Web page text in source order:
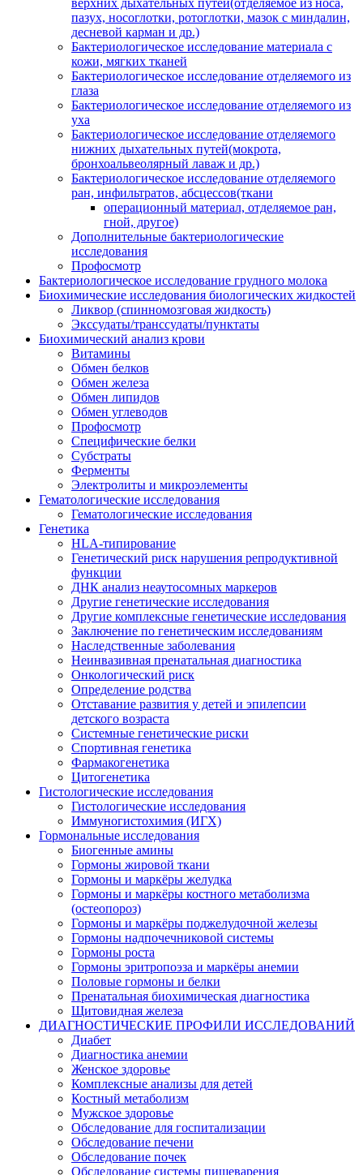
пазух, носоглотки, ротоглотки, мазок с миндалин,
десневой карман и др.)
Бактериологическое исследование материала с
кожи, мягких тканей
Бактериологическое исследование отделяемого из
глаза
Бактериологическое исследование отделяемого из
уха
Бактериологическое исследование отделяемого
нижних дыхательных путей(мокрота,
бронхоальвеолярный лаваж и др.)
Бактериологическое исследование отделяемого
ран, инфильтратов, абсцессов(ткани
операционный материал, отделяемое ран,
гной, другое)
Дополнительные бактериологические
исследования
Профосмотр
Бактериологическое исследование грудного молока
Биохимические исследования биологических жидкостей
Ликвор (спинномозговая жидкость)
Экссудаты/транссудаты/пунктаты
Биохимический анализ крови
Витамины
Обмен белков
Обмен железа
Обмен липидов
Обмен углеводов
Профосмотр
Специфические белки
Субстраты
Ферменты
Электролиты и микроэлементы
Гематологические исследования
Гематологические исследования
Генетика
HLA-типирование
Генетический риск нарушения репродуктивной
функции
ДНК анализ неаутосомных маркеров
Другие генетические исследования
Другие комплексные генетические исследования
Заключение по генетическим исследованиям
Наследственные заболевания
Неинвазивная пренатальная диагностика
Онкологический риск
Определение родства
Отставание развития у детей и эпилепсии
детского возраста
Системные генетические риски
Спортивная генетика
Фармакогенетика
Цитогенетика
Гистологические исследования
Гистологические исследования
Иммуногистохимия (ИГХ)
Гормональные исследования
Биогенные амины
Гормоны жировой ткани
Гормоны и маркёры желудка
Гормоны и маркёры костного метаболизма
(остеопороз)
Гормоны и маркёры поджелудочной железы
Гормоны надпочечниковой системы
Гормоны роста
Гормоны эритропоэза и маркёры анемии
Половые гормоны и белки
Пренатальная биохимическая диагностика
Щитовидная железа
ДИАГНОСТИЧЕСКИЕ ПРОФИЛИ ИССЛЕДОВАНИЙ
Диабет
Диагностика анемии
Женское здоровье
Комплексные анализы для детей
Костный метаболизм
Мужское здоровье
Обследование для госпитализации
Обследование печени
Обследование почек
Обследование системы пищеварения